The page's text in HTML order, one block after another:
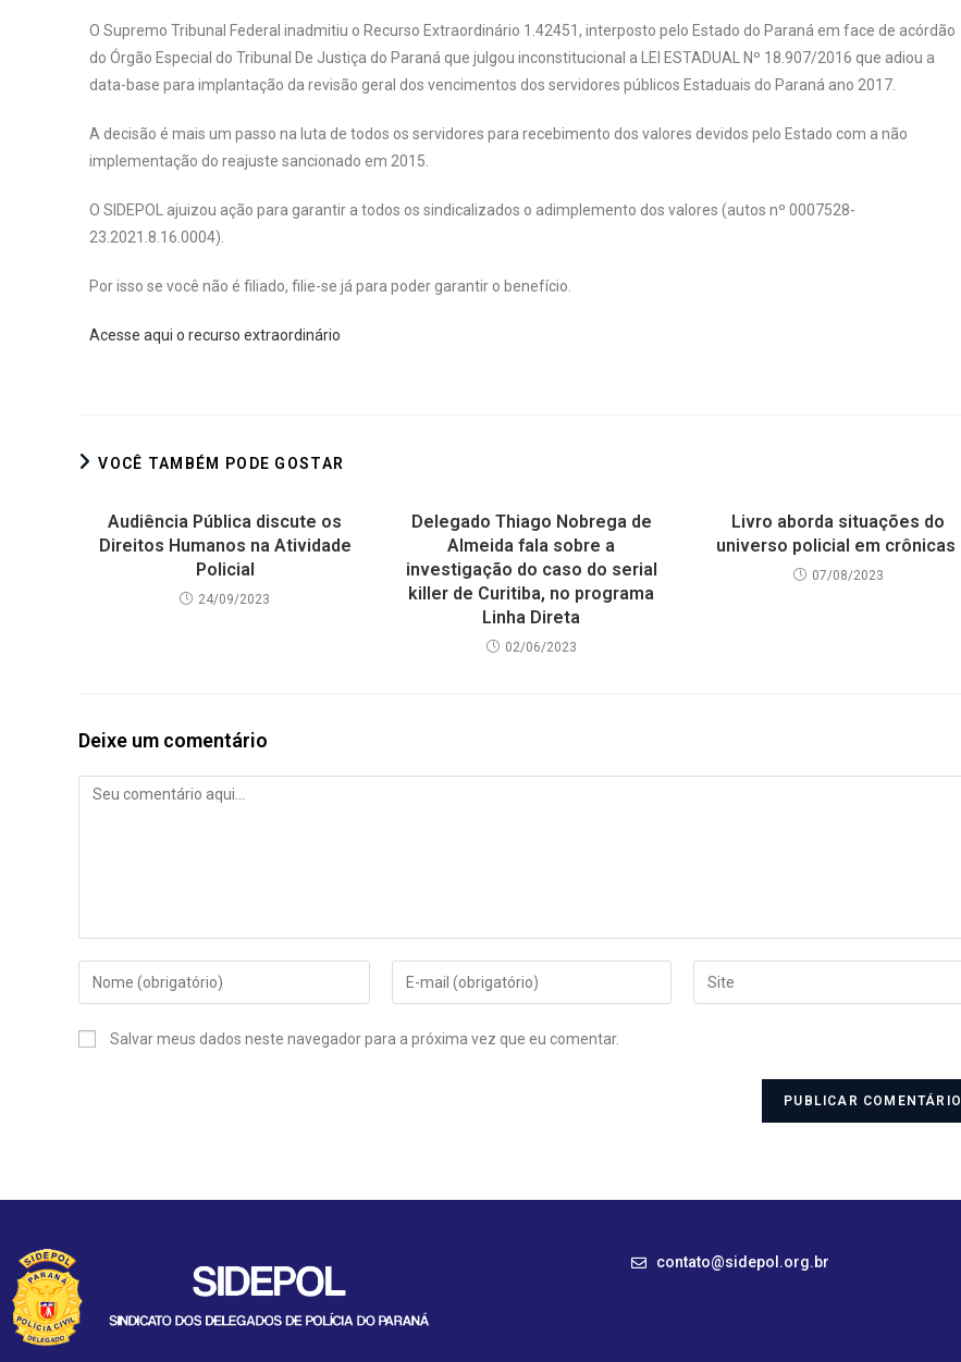
O Supremo Tribunal Federal inadmitiu o Recurso Extraordinário 1.42451, interposto pelo Estado do Paraná em face de acórdão
do Órgão Especial do Tribunal De Justiça do Paraná que julgou inconstitucional a LEI ESTADUAL Nº 18.907/2016 que adiou a
data-base para implantação da revisão geral dos vencimentos dos servidores públicos Estaduais do Paraná ano 2017.
A decisão é mais um passo na luta de todos os servidores para recebimento dos valores devidos pelo Estado com a não
implementação do reajuste sancionado em 2015.
O SIDEPOL ajuizou ação para garantir a todos os sindicalizados o adimplemento dos valores (autos nº 0007528-
23.2021.8.16.0004).
Por isso se você não é filiado, filie-se já para poder garantir o benefício.
Acesse aqui o recurso extraordinário
VOCÊ TAMBÉM PODE GOSTAR
Audiência Pública discute os
Direitos Humanos na Atividade
Policial
24/09/2023
Delegado Thiago Nobrega de
Almeida fala sobre a
investigação do caso do serial
killer de Curitiba, no programa
Linha Direta
02/06/2023
Livro aborda situações do
universo policial em crônicas
07/08/2023
Deixe um comentário
Salvar meus dados neste navegador para a próxima vez que eu comentar.
contato@sidepol.org.br